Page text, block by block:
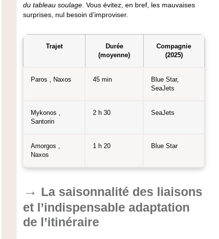
du tableau soulage. Vous évitez, en bref, les mauvaises
surprises, nul besoin d’improviser.
Trajet
Durée
(moyenne)
Compagnie
(2025)
Paros , Naxos 45 min
Blue Star,
SeaJets
Mykonos ,
Santorin
2 h 30 SeaJets
Amorgos ,
Naxos
1 h 20 Blue Star
La saisonnalité des liaisons
et l’indispensable adaptation
de l’itinéraire